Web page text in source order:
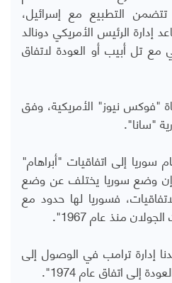
تتضمن التطبيع مع إسرائيل،
الرئيس الأمريكي دونالد
مع تل أبيب أو العودة لاتفاق
"فوكس نيوز" الأمريكية، وفق
"سانا".
سوريا إلى اتفاقيات "أبراهام"
وضع سوريا يختلف عن وضع
فسوريا لها حدود مع
منذ عام 1967".
إدارة ترامب في الوصول إلى
إلى اتفاق عام 1974".